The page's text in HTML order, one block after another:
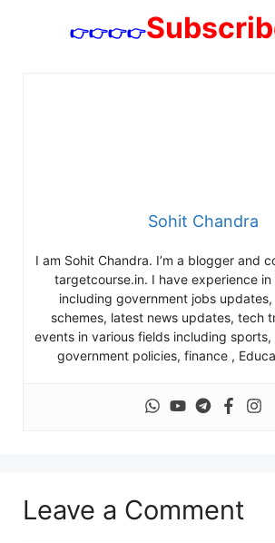
👉👉👉👉
Sohit Chandra
I am Sohit Chandra. I’m a blogger and
targetcourse.in. I have experience in
including government jobs
schemes, latest news updates, tech
events in various fields including
government policies, finance ,
Leave a Comment